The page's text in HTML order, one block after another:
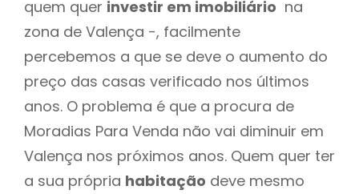
quem quer investir em imobiliário na
zona de Valença -, facilmente
percebemos a que se deve o aumento do
preço das casas verificado nos últimos
anos. O problema é que a procura de
Moradias Para Venda não vai diminuir em
Valença nos próximos anos. Quem quer ter
a sua própria habitação deve mesmo